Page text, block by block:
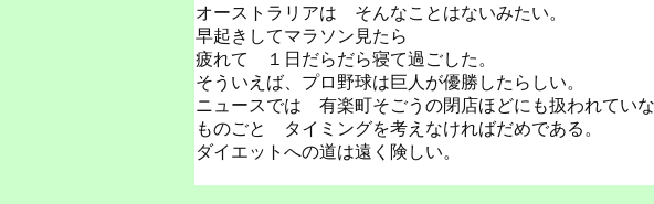
オーストラリアは そんなことはないみたい。
早起きしてマラソン見たら
疲れて １日だらだら寝て過ごした。
そういえば、プロ野球は巨人が優勝したらしい。
ニュースでは 有楽町そごうの閉店ほどにも扱われていな
ものごと タイミングを考えなければだめである。
ダイエットへの道は遠く険しい。